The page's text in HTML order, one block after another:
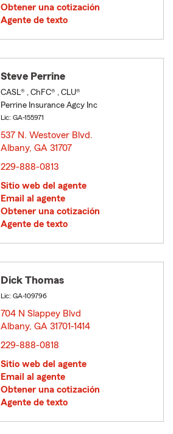
Obtener una cotización
Agente de texto
Steve Perrine
CASL® , ChFC® , CLU®
Perrine Insurance Agcy Inc
Lic: GA-155971
537 N. Westover Blvd.
Albany, GA 31707
229-888-0813
Sitio web del agente
Email al agente
Obtener una cotización
Agente de texto
Dick Thomas
Lic: GA-109796
704 N Slappey Blvd
Albany, GA 31701-1414
229-888-0818
Sitio web del agente
Email al agente
Obtener una cotización
Agente de texto